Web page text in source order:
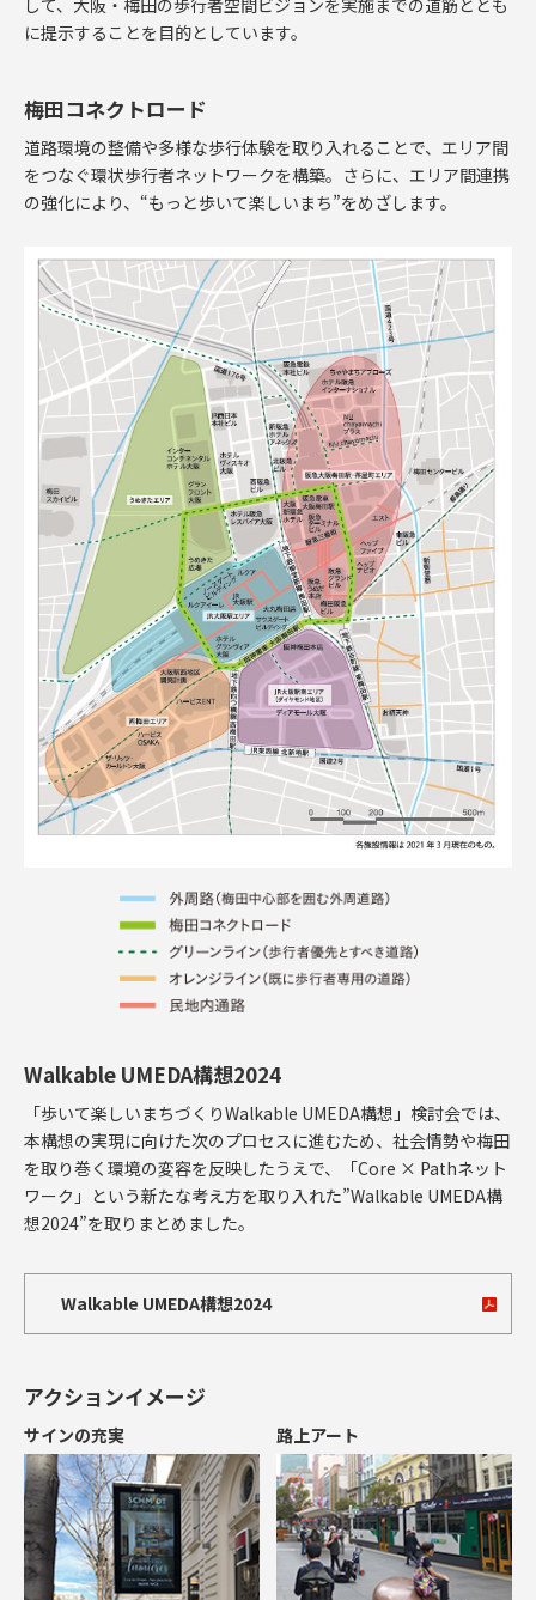
して、大阪・梅田の歩行者空間ビジョンを実施までの道筋ととも
に提示することを目的としています。
梅田コネクトロード
道路環境の整備や多様な歩行体験を取り入れることで、エリア間
をつなぐ環状歩行者ネットワークを構築。さらに、エリア間連携
の強化により、“もっと歩いて楽しいまち”をめざします。
Walkable UMEDA構想2024
「歩いて楽しいまちづくりWalkable UMEDA構想」検討会では、
本構想の実現に向けた次のプロセスに進むため、社会情勢や梅田
を取り巻く環境の変容を反映したうえで、「Core × Pathネット
ワーク」という新たな考え方を取り入れた”Walkable UMEDA構
想2024”を取りまとめました。
Walkable UMEDA構想2024
アクションイメージ
サインの充実 路上アート